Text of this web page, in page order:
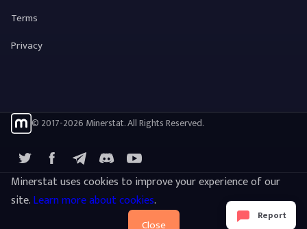
Report
Terms
Privacy
© 2017-2026 Minerstat. All Rights Reserved.
FacebookTelegramYouTube
Minerstat uses cookies to improve your experience of our
site.Learn more about cookies.
Close